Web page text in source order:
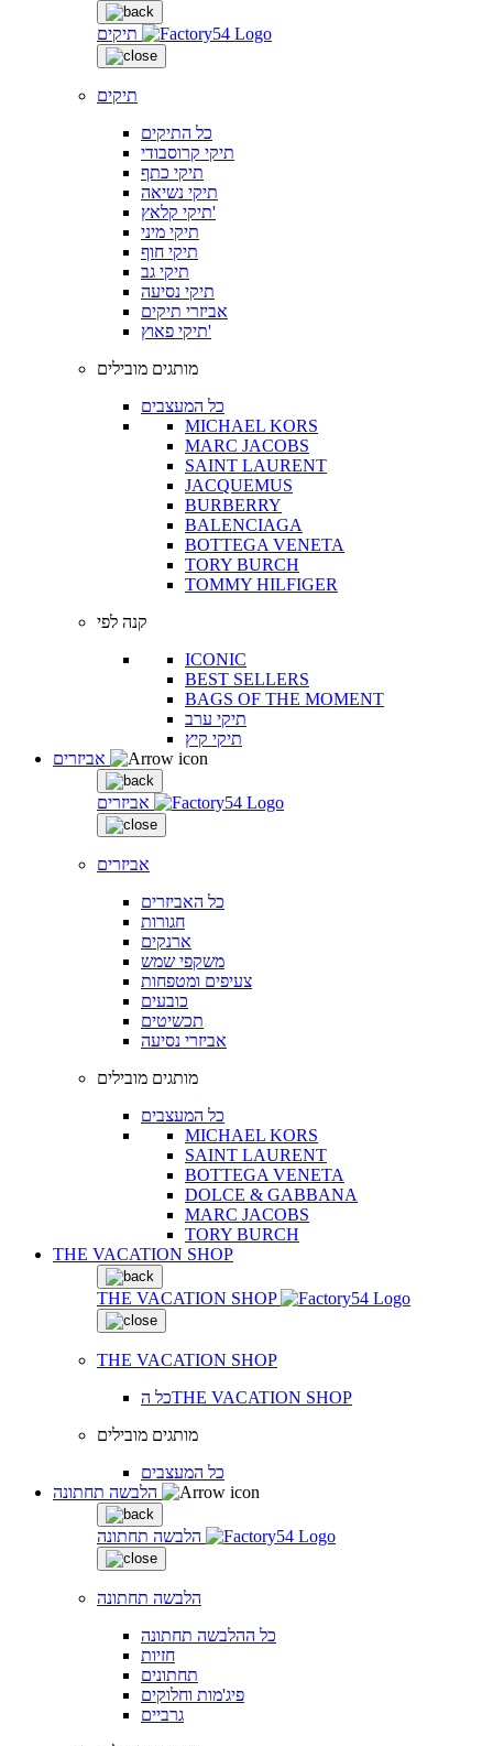
תיקים
תיקים
כל התיקים
תיקי קרוסבודי
תיקי כתף
תיקי נשיאה
תיקי קלאץ'
תיקי מיני
תיקי חוף
תיקי גב
תיקי נסיעה
אביזרי תיקים
תיקי פאוץ'
מותגים מובילים
כל המעצבים
MICHAEL KORS
MARC JACOBS
SAINT LAURENT
JACQUEMUS
BURBERRY
BALENCIAGA
BOTTEGA VENETA
TORY BURCH
TOMMY HILFIGER
קנה לפי
ICONIC
BEST SELLERS
BAGS OF THE MOMENT
תיקי ערב
תיקי קיץ
אביזרים
אביזרים
כל האביזרים
חגורות
ארנקים
משקפי שמש
צעיפים ומטפחות
כובעים
תכשיטים
אביזרי נסיעה
מותגים מובילים
כל המעצבים
MICHAEL KORS
SAINT LAURENT
BOTTEGA VENETA
DOLCE & GABBANA
MARC JACOBS
TORY BURCH
THE VACATION SHOP
THE VACATION SHOP
THE VACATION SHOP
כל הTHE VACATION SHOP
מותגים מובילים
כל המעצבים
הלבשה תחתונה
הלבשה תחתונה
כל ההלבשה תחתונה
חזיות
תחתונים
פיג'מות וחלוקים
גרביים